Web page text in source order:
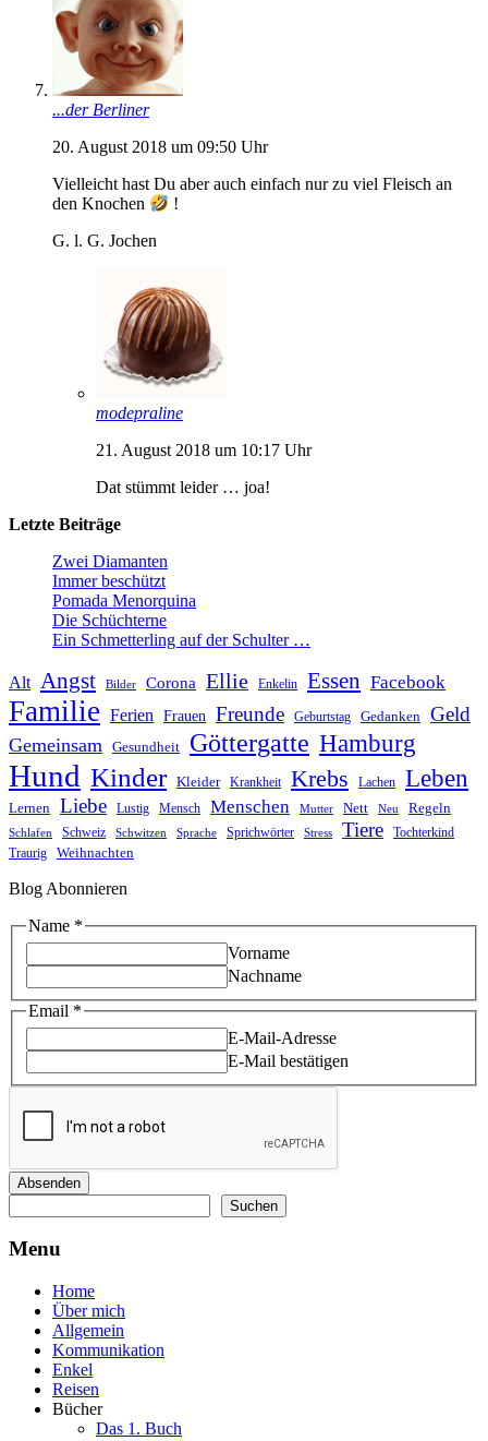
...der Berliner
20. August 2018 um 09:50 Uhr
Vielleicht hast Du aber auch einfach nur zu viel Fleisch an
den Knochen
!
G. l. G. Jochen
modepraline
21. August 2018 um 10:17 Uhr
Dat stümmt leider … joa!
Letzte Beiträge
Zwei Diamanten
Immer beschützt
Pomada Menorquina
Die Schüchterne
Ein Schmetterling auf der Schulter …
Alt Angst Bilder Corona Ellie Enkelin Essen Facebook
Familie Ferien Frauen Freunde Geburtstag Gedanken Geld
Gemeinsam Gesundheit Göttergatte Hamburg
Hund Kinder Kleider Krankheit Krebs Lachen Leben
Lernen Liebe Lustig Mensch Menschen Mutter Nett Neu Regeln
Schlafen Schweiz Schwitzen Sprache Sprichwörter Stress Tiere Tochterkind
Traurig Weihnachten
Blog Abonnieren
Name *
Vorname
Nachname
Email
Name
Email *
E-Mail-Adresse
E-Mail bestätigen
Absenden
Suchen
Menu
Home
Über mich
Allgemein
Kommunikation
Enkel
Reisen
Bücher
Das 1. Buch